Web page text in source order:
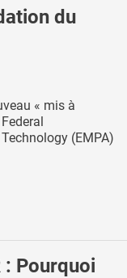
du
« mis à
(EMPA)
: Pourquoi